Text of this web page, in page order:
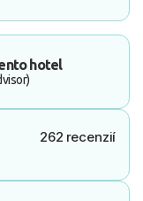
hotel
262 recenzií